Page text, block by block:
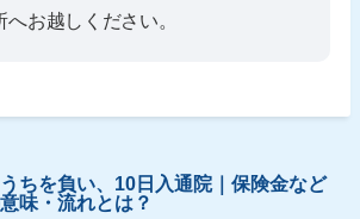
へお越しください。
ちを負い、10日入通院｜保険金など
味・流れとは？